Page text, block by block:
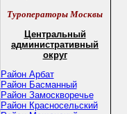
Туроператоры Москвы
Центральный
административный
округ
Район Арбат
Район Басманный
Район Замоскворечье
Район Красносельский